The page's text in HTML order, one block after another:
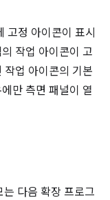
고정 아이콘이 표시
작업 아이콘이 고
작업 아이콘의 기본
만 측면 패널이 열
다음 확장 프로그